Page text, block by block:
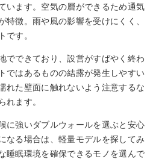
います。空気の層ができるため通気
特徴。雨や風の影響を受けにくく、
です。
でできており、設営がすばやく終わ
ではあるものの結露が発生しやすい
れた壁面に触れないよう注意するな
れます。
に強いダブルウォールを選ぶと安心
なる場合は、軽量モデルを探してみ
睡眠環境を確保できるモノを選んで